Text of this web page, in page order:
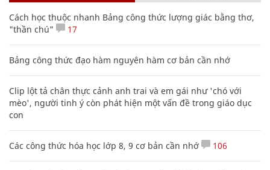
Cách học thuộc nhanh Bảng công thức lượng giác bằng thơ,
"thần chú"
17
Bảng công thức đạo hàm nguyên hàm cơ bản cần nhớ
Clip lột tả chân thực cảnh anh trai và em gái như 'chó với
mèo', người tinh ý còn phát hiện một vấn đề trong giáo dục
con
Các công thức hóa học lớp 8, 9 cơ bản cần nhớ 106